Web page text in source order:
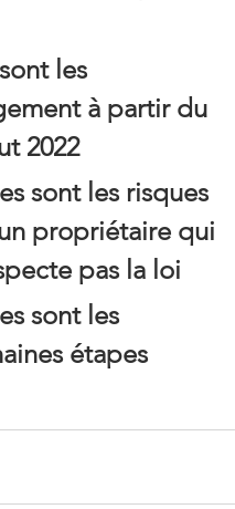
les
à partir du
2022
sont les risques
propriétaire qui
pas la loi
sont les
étapes